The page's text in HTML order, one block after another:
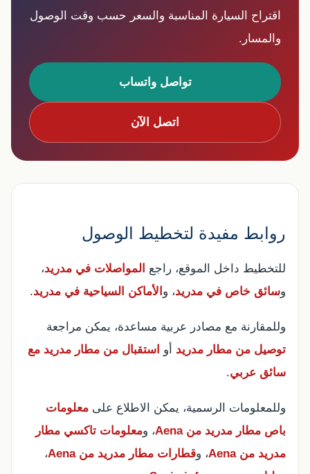
اقتراح السيارة المناسبة والسعر حسب وقت الوصول
والمسار.
تواصل واتساب
اتصل الآن
روابط مفيدة لتخطيط الوصول
للتخطيط داخل الموقع، راجع المواصلات في مدريد،
وسائق خاص في مدريد، و الأماكن السياحية في مدريد.
وللمقارنة مع مصادر عربية مساعدة، يمكن مراجعة
توصيل من مطار مدريد أو استقبال من مطار مدريد مع
سائق عربي.
وللمعلومات الرسمية، يمكن الاطلاع على معلومات
باص مطار مدريد من Aena
، ومعلومات تاكسي مطار
مدريد من Aena
، وقطارات مطار مدريد من Aena
،